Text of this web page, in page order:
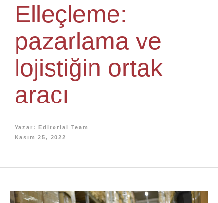
Elleçleme:
pazarlama ve
lojistiğin ortak
aracı
Yazar:
Editorial Team
Kasım 25, 2022